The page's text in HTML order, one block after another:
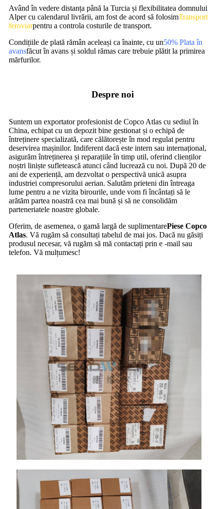
Având în vedere distanța până la Turcia și flexibilitatea domnului
Alper cu calendarul livrării, am fost de acord să folosimTransport
feroviarpentru a controla costurile de transport.
Condițiile de plată rămân aceleași ca înainte, cu un50% Plata în
avansfăcut în avans și soldul rămas care trebuie plătit la primirea
mărfurilor.
Despre noi
Suntem un exportator profesionist de Copco Atlas cu sediul în
China, echipat cu un depozit bine gestionat și o echipă de
întreținere specializată, care călătorește în mod regulat pentru
deservirea mașinilor. Indiferent dacă este intern sau internațional,
asigurăm întreținerea și reparațiile în timp util, oferind clienților
noștri liniște sufletească atunci când lucrează cu noi. După 20 de
ani de experiență, am dezvoltat o perspectivă unică asupra
industriei compresorului aerian. Salutăm prieteni din întreaga
lume pentru a ne vizita birourile, unde vom fi încântați să le
arătăm partea noastră cea mai bună și să ne consolidăm
parteneriatele noastre globale.
Oferim, de asemenea, o gamă largă de suplimentarePiese Copco
Atlas. Vă rugăm să consultați tabelul de mai jos. Dacă nu găsiți
produsul necesar, vă rugăm să mă contactați prin e -mail sau
telefon. Vă mulțumesc!